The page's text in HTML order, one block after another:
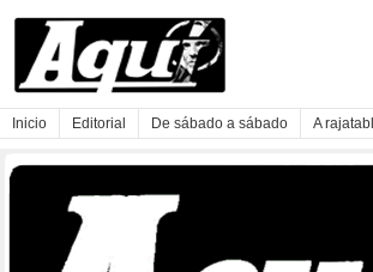
Inicio Editorial De sábado a sábado A